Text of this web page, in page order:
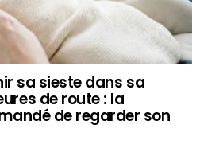
sa sieste dans sa
de route : la
de regarder son